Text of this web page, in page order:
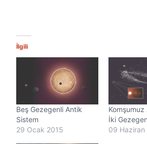
n
.
İlgili
Beş Gezegenli Antik
Sistem
29 Ocak 2015
Komşumuz
İki
09 Haziran